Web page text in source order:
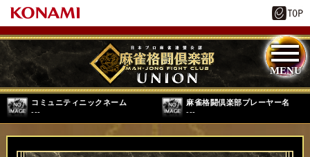
コミュニティニックネーム
---
麻雀格闘倶楽部プレーヤー名
---